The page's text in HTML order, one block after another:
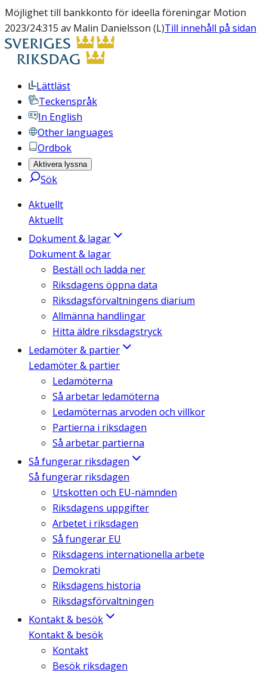
Möjlighet till bankkonto för ideella föreningar Motion
2023/24:315 av Malin Danielsson (L)Till innehåll på sidan
Lättläst
Teckenspråk
In English
Other languages
Ordbok
Aktivera lyssna
Sök
Aktuellt
Aktuellt
Dokument & lagar
Dokument & lagar
Beställ och ladda ner
Riksdagens öppna data
Riksdagsförvaltningens diarium
Allmänna handlingar
Hitta äldre riksdagstryck
Ledamöter & partier
Ledamöter & partier
Ledamöterna
Så arbetar ledamöterna
Ledamöternas arvoden och villkor
Partierna i riksdagen
Så arbetar partierna
Så fungerar riksdagen
Så fungerar riksdagen
Utskotten och EU-nämnden
Riksdagens uppgifter
Arbetet i riksdagen
Så fungerar EU
Riksdagens internationella arbete
Demokrati
Riksdagens historia
Riksdagsförvaltningen
Kontakt & besök
Kontakt & besök
Kontakt
Besök riksdagen